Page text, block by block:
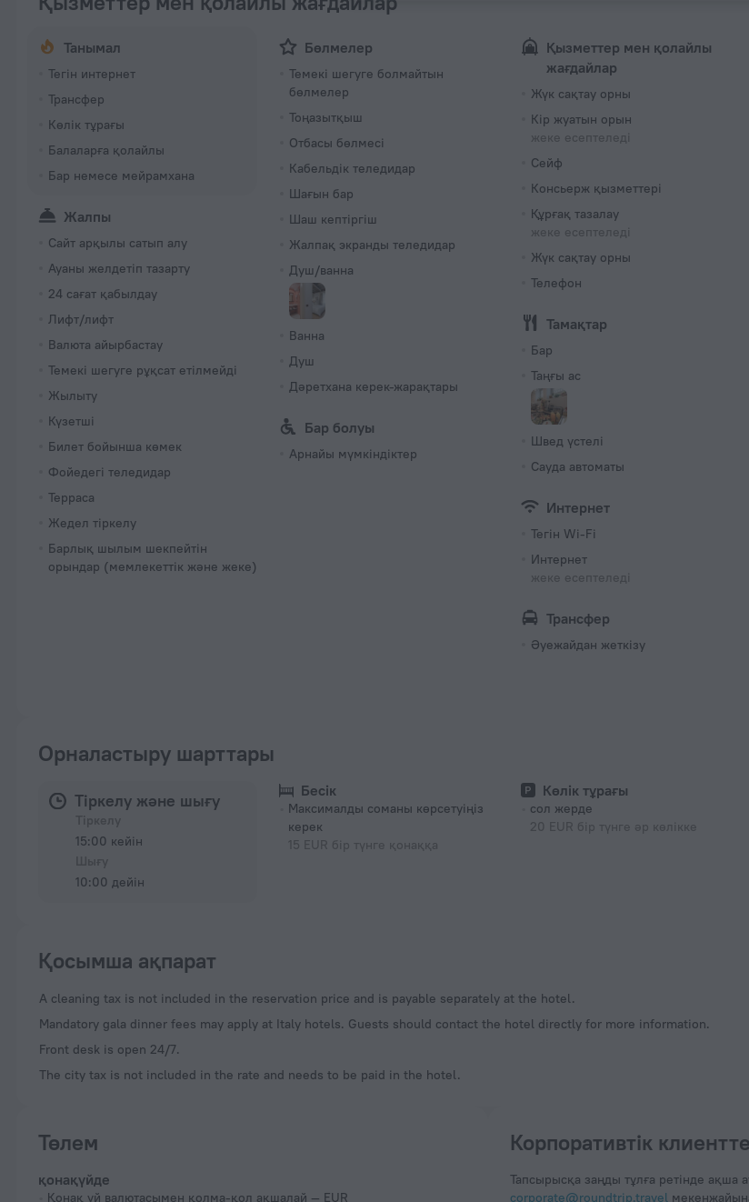
Танымал
Тегін интернет
Трансфер
Көлік тұрағы
Балаларға қолайлы
Бар немесе мейрамхана
Жалпы
Сайт арқылы сатып алу
Ауаны желдетіп тазарту
24 сағат қабылдау
Лифт/лифт
Валюта айырбастау
Темекі шегуге рұқсат етілмейді
Жылыту
Күзетші
Билет бойынша көмек
Фойедегі теледидар
Терраса
Жедел тіркелу
Барлық шылым шекпейтін
орындар (мемлекеттік және жеке)
Бөлмелер
Темекі шегуге болмайтын
бөлмелер
Тоңазытқыш
Отбасы бөлмесі
Кабельдік теледидар
Шағын бар
Шаш кептіргіш
Жалпақ экранды теледидар
Душ/ванна
Ванна
Душ
Дәретхана керек-жарақтары
Бар болуы
Арнайы мүмкіндіктер
Қызметтер мен қолайлы
жағдайлар
Жүк сақтау орны
Кір жуатын орын
жеке есептеледі
Сейф
Консьерж қызметтері
Құрғақ тазалау
жеке есептеледі
Жүк сақтау орны
Телефон
Тамақтар
Бар
Таңғы ас
Швед үстелi
Сауда автоматы
Интернет
Тегін Wi-Fi
Интернет
жеке есептеледі
Трансфер
Әуежайдан жеткізу
Орналастыру шарттары
Тіркелу және шығу
15:00 кейін
10:00 дейін
Бесік
Максималды соманы көрсетуіңіз
керек
15 EUR бір түнге қонаққа
Көлік тұрағы
сол жерде
20 EUR бір түнге әр көлікке
Қосымша ақпарат
A cleaning tax is not included in the reservation price and is payable separately at the hotel.
Mandatory gala dinner fees may apply at Italy hotels. Guests should contact the hotel directly for more information.
Front desk is open 24/7.
The city tax is not included in the rate and needs to be paid in the hotel.
Төлем
қонақүйде
Қонақ үй валютасымен қолма-қол ақшалай — EUR
Корпоративтік
Тапсырысқа заңды тұлға ретінде ақша
corporate@roundtrip.travelмекенжайына